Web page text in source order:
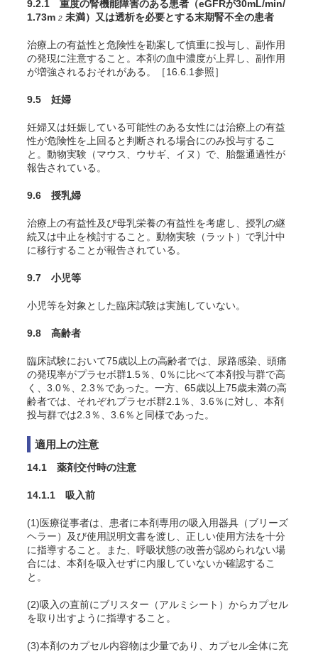
9.2.1 重度の腎機能障害のある患者（eGFRが30mL/min/
1.73m 2 未満）又は透析を必要とする末期腎不全の患者
治療上の有益性と危険性を勘案して慎重に投与し、副作用
の発現に注意すること。本剤の血中濃度が上昇し、副作用
が増強されるおそれがある。［16.6.1参照］
9.5 妊婦
妊婦又は妊娠している可能性のある女性には治療上の有益
性が危険性を上回ると判断される場合にのみ投与するこ
と。動物実験（マウス、ウサギ、イヌ）で、胎盤通過性が
報告されている。
9.6 授乳婦
治療上の有益性及び母乳栄養の有益性を考慮し、授乳の継
続又は中止を検討すること。動物実験（ラット）で乳汁中
に移行することが報告されている。
9.7 小児等
小児等を対象とした臨床試験は実施していない。
9.8 高齢者
臨床試験において75歳以上の高齢者では、尿路感染、頭痛
の発現率がプラセボ群1.5％、0％に比べて本剤投与群で高
く、3.0％、2.3％であった。一方、65歳以上75歳未満の高
齢者では、それぞれプラセボ群2.1％、3.6％に対し、本剤
投与群では2.3％、3.6％と同様であった。
適用上の注意
14.1 薬剤交付時の注意
14.1.1 吸入前
(1)医療従事者は、患者に本剤専用の吸入用器具（ブリーズ
ヘラー）及び使用説明文書を渡し、正しい使用方法を十分
に指導すること。また、呼吸状態の改善が認められない場
合には、本剤を吸入せずに内服していないか確認するこ
と。
(2)吸入の直前にブリスター（アルミシート）からカプセル
を取り出すように指導すること。
(3)本剤のカプセル内容物は少量であり、カプセル全体に充